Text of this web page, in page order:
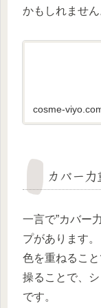
かもしれません
cosme-
カバー
一言で”カバー
プがあります。
色を重ねるこ
操ることで、
です。